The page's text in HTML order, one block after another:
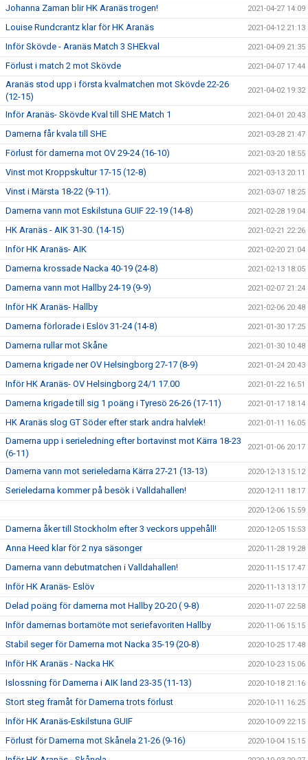
Johanna Zaman blir HK Aranäs trogen! 2021-04-27 14:09
Louise Rundcrantz klar för HK Aranäs 2021-04-12 21:13
Inför Skövde - Aranäs Match 3 SHEkval 2021-04-09 21:35
Förlust i match 2 mot Skövde 2021-04-07 17:44
Aranäs stod upp i första kvalmatchen mot Skövde 22-26
(12-15)
2021-04-02 19:32
Inför Aranäs- Skövde Kval till SHE Match 1 2021-04-01 20:43
Damerna får kvala till SHE 2021-03-28 21:47
Förlust för damerna mot OV 29-24 (16-10) 2021-03-20 18:55
Vinst mot Kroppskultur 17-15 (12-8) 2021-03-13 20:11
Vinst i Märsta 18-22 (9-11). 2021-03-07 18:25
Damerna vann mot Eskilstuna GUIF 22-19 (14-8) 2021-02-28 19:04
HK Aranäs - AIK 31-30. (14-15) 2021-02-21 22:26
Inför HK Aranäs- AIK 2021-02-20 21:04
Damerna krossade Nacka 40-19 (24-8) 2021-02-13 18:05
Damerna vann mot Hallby 24-19 (9-9) 2021-02-07 21:24
Inför HK Aranäs- Hallby 2021-02-06 20:48
Damerna förlorade i Eslöv 31-24 (14-8) 2021-01-30 17:25
Damerna rullar mot Skåne 2021-01-30 10:48
Damerna krigade ner OV Helsingborg 27-17 (8-9) 2021-01-24 20:43
Inför HK Aranäs- OV Helsingborg 24/1 17.00 2021-01-22 16:51
Damerna krigade till sig 1 poäng i Tyresö 26-26 (17-11) 2021-01-17 18:14
HK Aranäs slog GT Söder efter stark andra halvlek! 2021-01-11 16:05
Damerna upp i serieledning efter bortavinst mot Kärra 18-23
(6-11)
2021-01-06 20:17
Damerna vann mot serieledarna Kärra 27-21 (13-13) 2020-12-13 15:12
Serieledarna kommer på besök i Valldahallen! 2020-12-11 18:17
2020-12-06 15:59
Damerna åker till Stockholm efter 3 veckors uppehåll! 2020-12-05 15:53
Anna Heed klar för 2 nya säsonger 2020-11-28 19:28
Damerna vann debutmatchen i Valldahallen! 2020-11-15 17:47
Inför HK Aranäs- Eslöv 2020-11-13 13:17
Delad poäng för damerna mot Hallby 20-20 ( 9-8) 2020-11-07 22:58
Inför damernas bortamöte mot seriefavoriten Hallby 2020-11-06 15:15
Stabil seger för Damerna mot Nacka 35-19 (20-8) 2020-10-25 17:48
Inför HK Aranäs - Nacka HK 2020-10-23 15:06
Islossning för Damerna i AIK land 23-35 (11-13) 2020-10-18 21:16
Stort steg framåt för Damerna trots förlust 2020-10-11 16:25
Inför HK Aranäs-Eskilstuna GUIF 2020-10-09 22:15
Förlust för Damerna mot Skånela 21-26 (9-16) 2020-10-04 15:15